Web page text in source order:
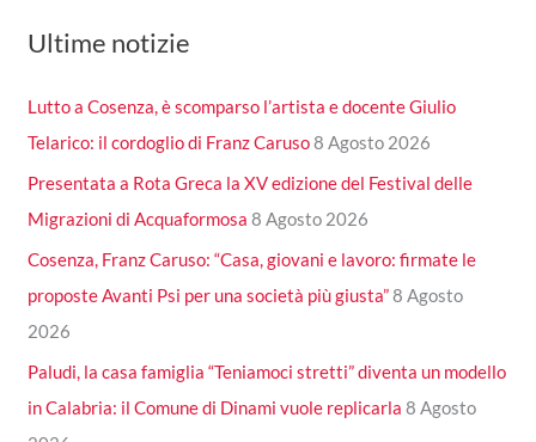
Ultime notizie
Lutto a Cosenza, è scomparso l’artista e docente Giulio
Telarico: il cordoglio di Franz Caruso8 Agosto 2026
Presentata a Rota Greca la XV edizione del Festival delle
Migrazioni di Acquaformosa 8 Agosto 2026
Cosenza, Franz Caruso: “Casa, giovani e lavoro: firmate le
proposte Avanti Psi per una società più giusta”8 Agosto
2026
Paludi, la casa famiglia “Teniamoci stretti” diventa un modello
in Calabria: il Comune di Dinami vuole replicarla 8 Agosto